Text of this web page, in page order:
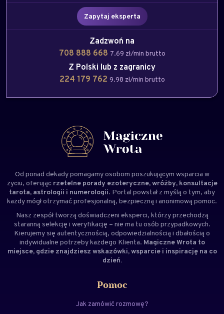
Zapytaj eksperta
Zadzwoń na
708 888 668 7.69 zł/min brutto
Z Polski lub z zagranicy
224 179 762 9.98 zł/min brutto
Od ponad dekady pomagamy osobom poszukującym wsparcia w
życiu, oferując rzetelne porady ezoteryczne, wróżby, konsultacje
tarota, astrologii i numerologii. Portal powstał z myślą o tym, aby
każdy mógł otrzymać profesjonalną, bezpieczną i anonimową pomoc.
Nasz zespół tworzą doświadczeni eksperci, którzy przechodzą
staranną selekcję i weryfikację – nie ma tu osób przypadkowych.
Kierujemy się autentycznością, odpowiedzialnością i dbałością o
indywidualne potrzeby każdego Klienta. Magiczne Wrota to
miejsce, gdzie znajdziesz wskazówki, wsparcie i inspirację na co
dzień.
Pomoc
Jak zamówić rozmowę?